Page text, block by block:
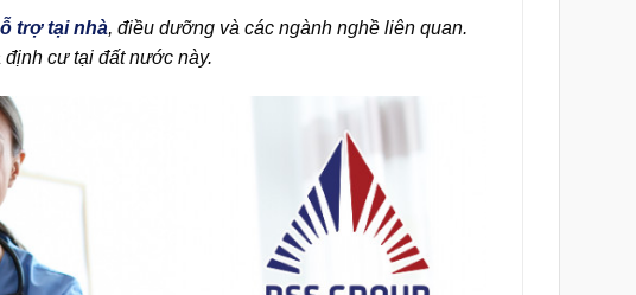
trợ tại nhà, điều dưỡng và các ngành nghề liên quan.
cư tại đất nước này.